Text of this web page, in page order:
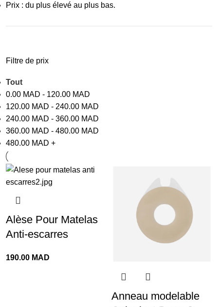
Prix : du plus élevé au plus bas.
Filtre de prix
Tout
0.00 MAD - 120.00 MAD
120.00 MAD - 240.00 MAD
240.00 MAD - 360.00 MAD
360.00 MAD - 480.00 MAD
480.00 MAD +
Alèse Pour Matelas
Anti-escarres
190.00 MAD
Anneau modelable